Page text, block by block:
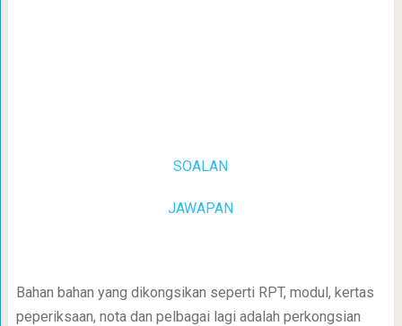
SOALAN
JAWAPAN
Bahan bahan yang dikongsikan seperti RPT, modul, kertas
peperiksaan, nota dan pelbagai lagi adalah perkongsian